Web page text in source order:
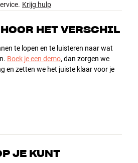
producten op onze productpagina's
DE ULTIEME HI-FI-ERVARING
Een goed hi-fi-systeem biedt je
zowel voor muziek als TV-geluid, en
voegen. Dit is goed voor zowel het
213
30
4
Krijg hulp
HET VERSCHIL
te lopen en te luisteren naar wat
Boek je een demo, dan zorgen we
en zetten we het juiste klaar voor je
JE KUNT